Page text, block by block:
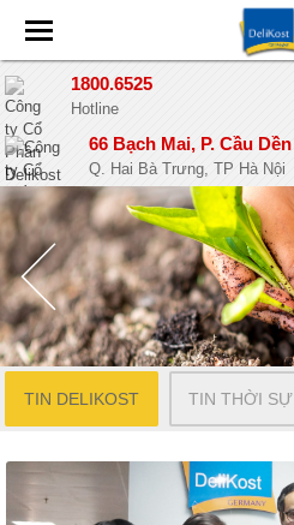
1800.6525
Hotline
66 Bạch Mai, P. Cầu Dền
Q. Hai Bà Trưng, TP Hà Nội
TIN DELIKOST TIN THỜI SỰ